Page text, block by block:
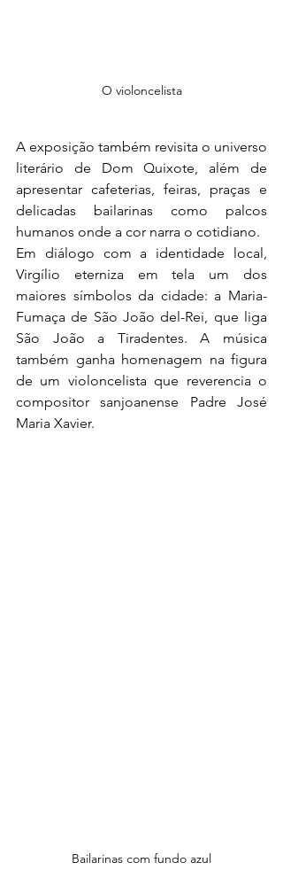
O violoncelista
A exposição também revisita o universo
literário de Dom Quixote, além de
apresentar cafeterias, feiras, praças e
delicadas bailarinas como palcos
humanos onde a cor narra o cotidiano.
Em diálogo com a identidade local,
Virgílio eterniza em tela um dos
maiores símbolos da cidade: a Maria-
Fumaça de São João del-Rei, que liga
São João a Tiradentes. A música
também ganha homenagem na figura
de um violoncelista que reverencia o
compositor sanjoanense Padre José
Maria Xavier.
Bailarinas com fundo azul